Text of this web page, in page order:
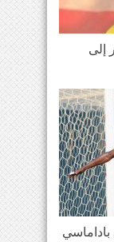
إلى
باداماسي